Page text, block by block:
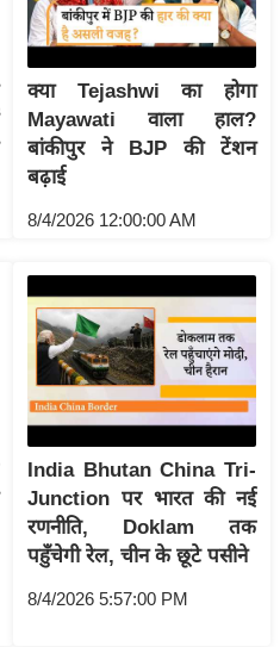
क्या Tejashwi का होगा
Mayawati वाला हाल?
बांकीपुर ने BJP की टेंशन
बढ़ाई
8/4/2026 12:00:00 AM
India Bhutan China Tri-
Junction पर भारत की नई
रणनीति, Doklam तक
पहुँचेगी रेल, चीन के छूटे पसीने
8/4/2026 5:57:00 PM